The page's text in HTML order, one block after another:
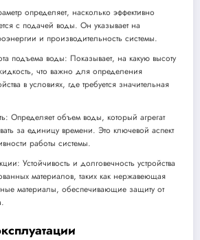
определяет, насколько эффективно
с подачей воды. Он указывает на
и производительность системы.
подъема воды: Показывает, на какую высоту
что важно для определения
в условиях, где требуется значительная
Определяет объем воды, который агрегат
за единицу времени. Это ключевой аспект
работы системы.
Устойчивость и долговечность устройства
материалов, таких как нержавеющая
материалы, обеспечивающие защиту от